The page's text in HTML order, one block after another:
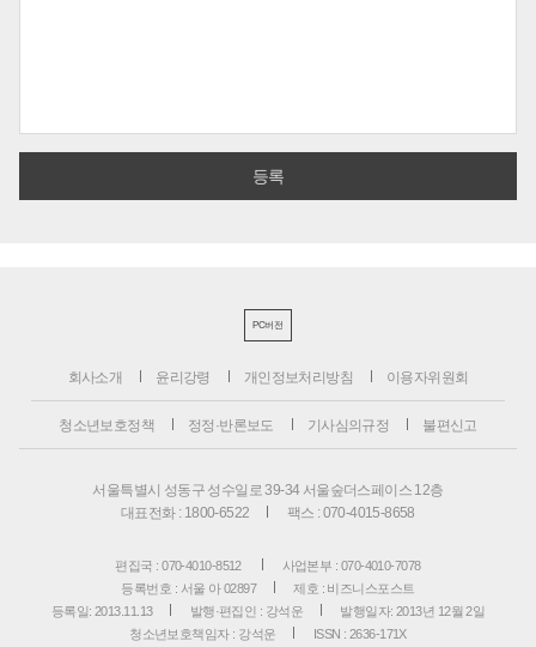
PC버전
회사소개 윤리강령 개인정보처리방침 이용자위원회
청소년보호정책 정정·반론보도 기사심의규정 불편신고
서울특별시 성동구 성수일로 39-34 서울숲더스페이스 12층
대표전화 : 1800-6522
팩스 : 070-4015-8658
편집국 : 070-4010-8512
사업본부 : 070-4010-7078
등록번호 : 서울 아 02897
제호 : 비즈니스포스트
등록일: 2013.11.13
발행·편집인 : 강석운
발행일자: 2013년 12월 2일
청소년보호책임자 : 강석운
ISSN : 2636-171X